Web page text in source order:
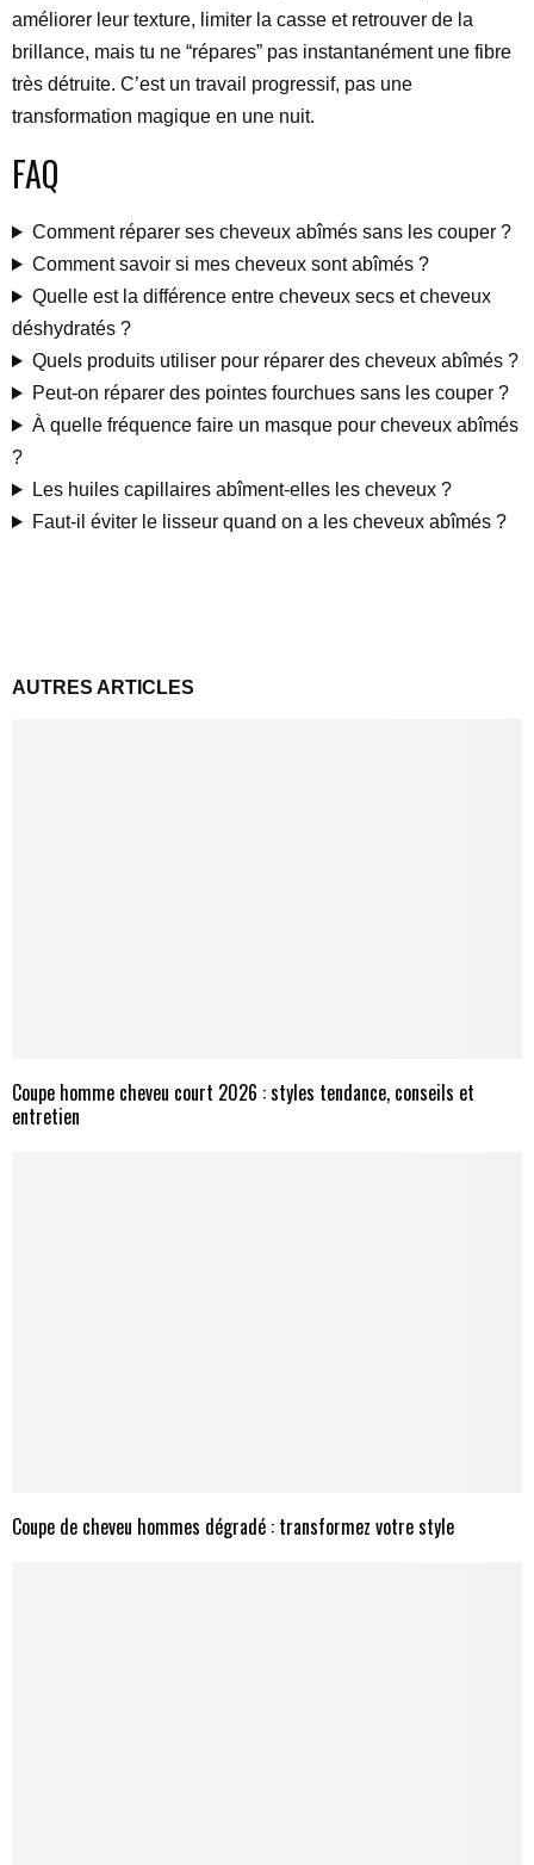
améliorer leur texture, limiter la casse et retrouver de la
brillance, mais tu ne “répares” pas instantanément une fibre
très détruite. C’est un travail progressif, pas une
transformation magique en une nuit.
FAQ
Comment réparer ses cheveux abîmés sans les couper ?
Comment savoir si mes cheveux sont abîmés ?
Quelle est la différence entre cheveux secs et cheveux
déshydratés ?
Quels produits utiliser pour réparer des cheveux abîmés ?
Peut-on réparer des pointes fourchues sans les couper ?
À quelle fréquence faire un masque pour cheveux abîmés
?
Les huiles capillaires abîment-elles les cheveux ?
Faut-il éviter le lisseur quand on a les cheveux abîmés ?
AUTRES ARTICLES
Coupe homme cheveu court 2026 : styles tendance, conseils et
entretien
Coupe de cheveu hommes dégradé : transformez votre style